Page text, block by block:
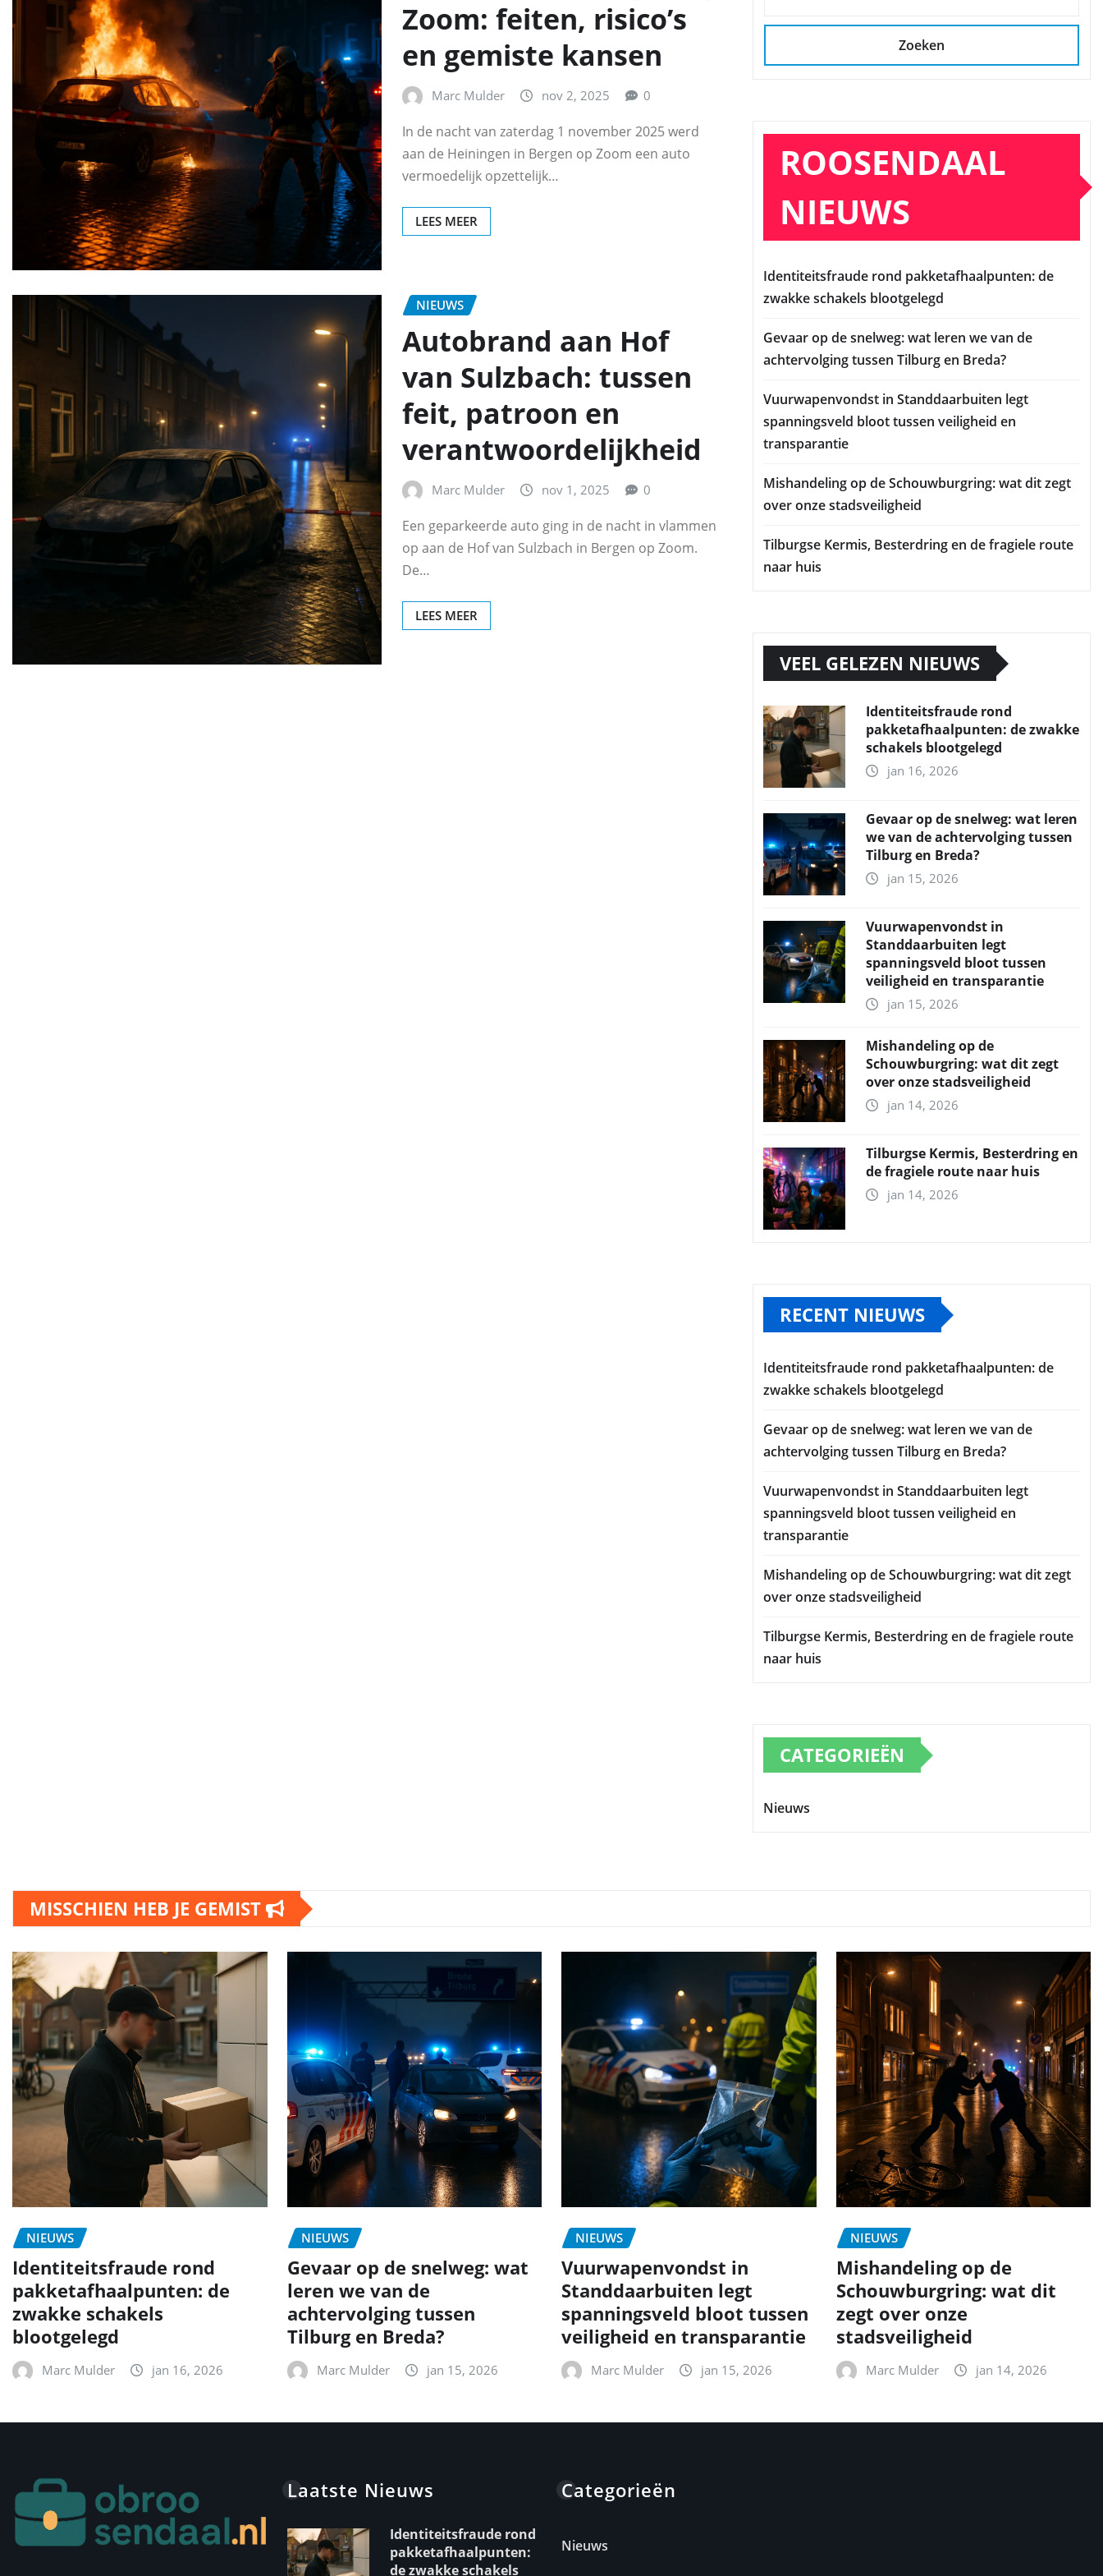
Zoom: feiten, risico’s
en gemiste kansen
Marc Mulder nov 2, 2025 0
In de nacht van zaterdag 1 november 2025 werd
aan de Heiningen in Bergen op Zoom een auto
vermoedelijk opzettelijk…
LEES MEER
NIEUWS
Autobrand aan Hof
van Sulzbach: tussen
feit, patroon en
verantwoordelijkheid
Marc Mulder nov 1, 2025 0
Een geparkeerde auto ging in de nacht in vlammen
op aan de Hof van Sulzbach in Bergen op Zoom.
De…
LEES MEER
Zoeken
ROOSENDAAL
NIEUWS
Identiteitsfraude rond pakketafhaalpunten: de
zwakke schakels blootgelegd
Gevaar op de snelweg: wat leren we van de
achtervolging tussen Tilburg en Breda?
Vuurwapenvondst in Standdaarbuiten legt
spanningsveld bloot tussen veiligheid en
transparantie
Mishandeling op de Schouwburgring: wat dit zegt
over onze stadsveiligheid
Tilburgse Kermis, Besterdring en de fragiele route
naar huis
VEEL GELEZEN NIEUWS
Identiteitsfraude rond
pakketafhaalpunten: de zwakke
schakels blootgelegd
jan 16, 2026
Gevaar op de snelweg: wat leren
we van de achtervolging tussen
Tilburg en Breda?
jan 15, 2026
Vuurwapenvondst in
Standdaarbuiten legt
spanningsveld bloot tussen
veiligheid en transparantie
jan 15, 2026
Mishandeling op de
Schouwburgring: wat dit zegt
over onze stadsveiligheid
jan 14, 2026
Tilburgse Kermis, Besterdring en
de fragiele route naar huis
jan 14, 2026
RECENT NIEUWS
Identiteitsfraude rond pakketafhaalpunten: de
zwakke schakels blootgelegd
Gevaar op de snelweg: wat leren we van de
achtervolging tussen Tilburg en Breda?
Vuurwapenvondst in Standdaarbuiten legt
spanningsveld bloot tussen veiligheid en
transparantie
Mishandeling op de Schouwburgring: wat dit zegt
over onze stadsveiligheid
Tilburgse Kermis, Besterdring en de fragiele route
naar huis
CATEGORIEËN
Nieuws
MISSCHIEN HEB JE GEMIST
NIEUWS
Identiteitsfraude rond
pakketafhaalpunten: de
zwakke schakels
blootgelegd
Marc Mulder jan 16, 2026
NIEUWS
Gevaar op de snelweg: wat
leren we van de
achtervolging tussen
Tilburg en Breda?
Marc Mulder jan 15, 2026
NIEUWS
Vuurwapenvondst in
Standdaarbuiten legt
spanningsveld bloot tussen
veiligheid en transparantie
Marc Mulder jan 15, 2026
NIEUWS
Mishandeling op de
Schouwburgring: wat dit
zegt over onze
stadsveiligheid
Marc Mulder jan 14, 2026
Laatste Nieuws
Identiteitsfraude rond
pakketafhaalpunten:
de zwakke schakels
Categorieën
Nieuws